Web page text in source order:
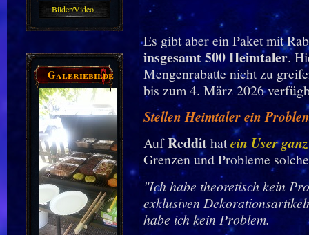
Bilder/Video
Galeriebilder
Es gibt aber ein Paket mit
insgesamt 500 Heimtaler.
Mengenrabatte nicht zu
bis zum 4. März 2026
Stellen Heimtaler ein
AufReddithatein User
Grenzen und Probleme
"Ich habe theoretisch kein
exklusiven
habe ich kein Problem.